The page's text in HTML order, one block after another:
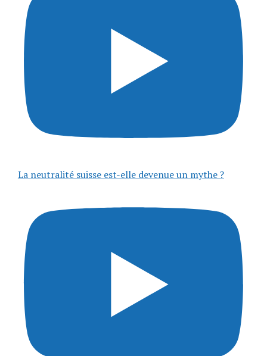
La neutralité suisse est-elle devenue un mythe ?